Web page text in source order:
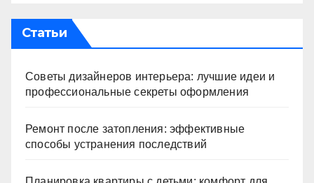
Статьи
Советы дизайнеров интерьера: лучшие идеи и
профессиональные секреты оформления
Ремонт после затопления: эффективные
способы устранения последствий